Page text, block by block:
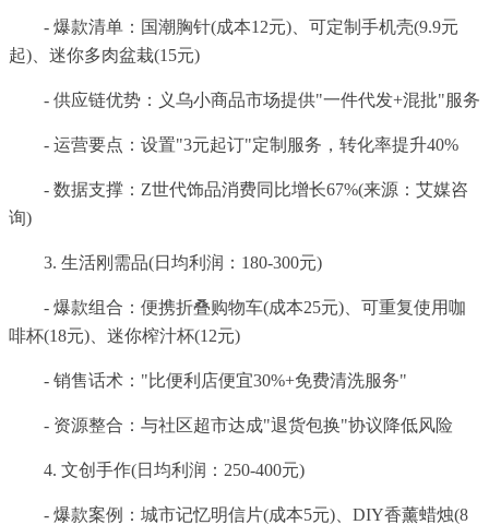
- 爆款清单：国潮胸针(成本12元)、可定制手机壳(9.9元
起)、迷你多肉盆栽(15元)
- 供应链优势：义乌小商品市场提供"一件代发+混批"服务
- 运营要点：设置"3元起订"定制服务，转化率提升40%
- 数据支撑：Z世代饰品消费同比增长67%(来源：艾媒咨
询)
3. 生活刚需品(日均利润：180-300元)
- 爆款组合：便携折叠购物车(成本25元)、可重复使用咖
啡杯(18元)、迷你榨汁杯(12元)
- 销售话术："比便利店便宜30%+免费清洗服务"
- 资源整合：与社区超市达成"退货包换"协议降低风险
4. 文创手作(日均利润：250-400元)
- 爆款案例：城市记忆明信片(成本5元)、DIY香薰蜡烛(8